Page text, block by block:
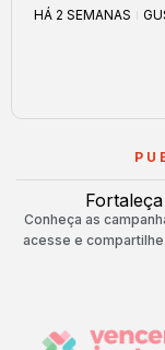
HÁ 2 SEMANAS
Conheça as
acesse e